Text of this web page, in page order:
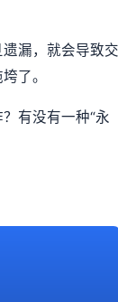
漏，就会导致交
了。
有没有一种“永